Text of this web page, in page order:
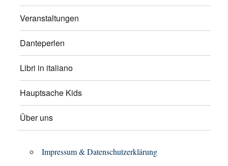
Veranstaltungen
Danteperlen
Libri in italiano
Hauptsache Kids
Über uns
Impressum & Datenschutzerklärung